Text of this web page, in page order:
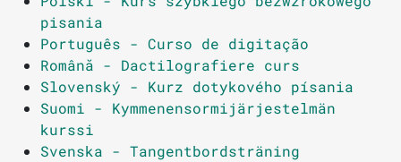
pisania
Português - Curso de digitação
Română - Dactilografiere curs
Slovenský - Kurz dotykového písania
Suomi - Kymmenensormijärjestelmän
kurssi
Svenska - Tangentbordsträning